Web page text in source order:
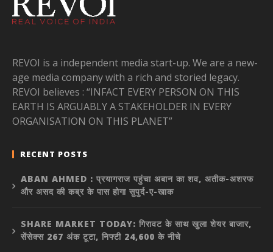
REVOI is a independent media start-up. We are a new-
age media company with a rich and storied legacy.
REVOI believes : “INFACT EVERY PERSON ON THIS
EARTH IS ARGUABLY A STAKEHOLDER IN EVERY
ORGANISATION ON THIS PLANET”
RECENT POSTS
ABAN AHMED : प्रयागराज पहुंचा अबान का शव, अतीक-अशरफ
और असद की कब्र के पास होगा सुपुर्द-ए-खाक
SHARE MARKET TODAY: गिरावट के साथ खुला शेयर बाजार,
सेंसेक्स 267 अंक टूटा, निफ्टी 24,600 के नीचे